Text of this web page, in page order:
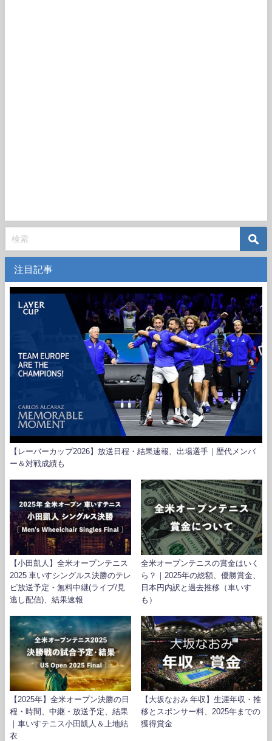
注目記事
【レーバーカップ2026】放送日程・結果速報、出場選手｜歴代メンバ
ー＆対戦成績も
【小田凱人】全米オープンテニス
2025 車いすシングルス決勝のテレ
ビ放送予定・無料中継(ライブ/見
逃し配信)、結果速報
全米オープンテニスの賞金はいく
ら？｜2025年の総額、優勝賞金、
日本円内訳と過去推移（車いす
も）
【2025年】全米オープン決勝の日
程・時間、中継・放送予定、結果
｜車いすテニス小田凱人＆上地結
衣
【大坂なおみ 年収】生涯年収・推
移とスポンサー料、2025年までの
獲得賞金